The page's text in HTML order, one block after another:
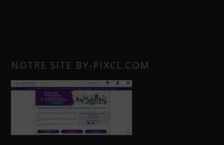
NOTRE SITE BY-PIXCL.COM